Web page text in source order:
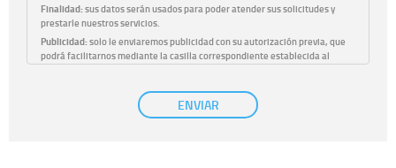
Finalidad:sus datos serán usados para poder atender sus solicitudes y
prestarle nuestros servicios.
Publicidad:solo le enviaremos publicidad con su autorización previa, que
podrá facilitarnos mediante la casilla correspondiente establecida al
únicamente trataremos sus datos con su consentimiento
previo, que podrá facilitarnos mediante la casilla correspondiente
ENVIAR